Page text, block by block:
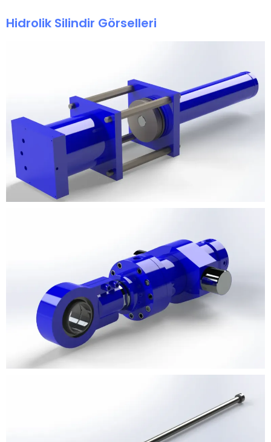
Hidrolik Silindir Görselleri